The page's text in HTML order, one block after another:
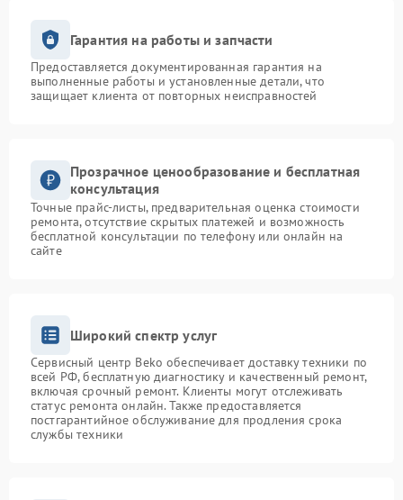
Гарантия на работы и запчасти
Предоставляется документированная гарантия на
выполненные работы и установленные детали, что
защищает клиента от повторных неисправностей
Прозрачное ценообразование и бесплатная
консультация
Точные прайс-листы, предварительная оценка стоимости
ремонта, отсутствие скрытых платежей и возможность
бесплатной консультации по телефону или онлайн на
сайте
Широкий спектр услуг
Сервисный центр Beko обеспечивает доставку техники по
всей РФ, бесплатную диагностику и качественный ремонт,
включая срочный ремонт. Клиенты могут отслеживать
статус ремонта онлайн. Также предоставляется
постгарантийное обслуживание для продления срока
службы техники